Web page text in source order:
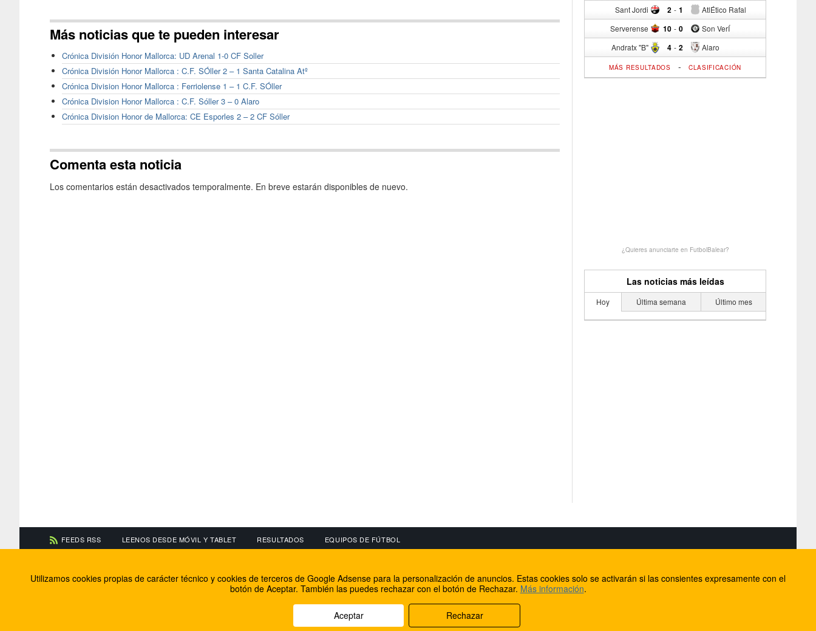
Más noticias que te pueden interesar
Crónica División Honor Mallorca: UD Arenal 1-0 CF Soller
Crónica División Honor Mallorca : C.F. SÓller 2 – 1 Santa Catalina Atº
Crónica Division Honor Mallorca : Ferriolense 1 – 1 C.F. SÓller
Crónica Division Honor Mallorca : C.F. Sóller 3 – 0 Alaro
Crónica Division Honor de Mallorca: CE Esporles 2 – 2 CF Sóller
Comenta esta noticia
Los comentarios están desactivados temporalmente. En breve estarán disponibles de nuevo.
Sant Jordi 2 - AtlÉtico Rafal
1
Serverense 10 - Son VerÍ
0
Andratx "B" 4 - Alaro
2
MÁS RESULTADOS - CLASIFICACIÓN
¿Quieres anunciarte en FutbolBalear?
Las noticias más leídas
Hoy Última semana Último mes
FEEDS RSS LEENOS DESDE MÓVIL Y TABLET RESULTADOS EQUIPOS DE FÚTBOL
Información de contacto
El equipo de FútbolBalear
Soluciones Corporativas IP
Facebook
Twitter
Internet Rural Mallorca
Registro de dominios
Utilizamos cookies propias de carácter técnico y cookies de terceros de Google Adsense para la personalización de anuncios. Estas cookies solo se activarán si las consientes expresamente con el
botón de Aceptar. También las puedes rechazar con el botón de Rechazar. Más información.
Aceptar Rechazar